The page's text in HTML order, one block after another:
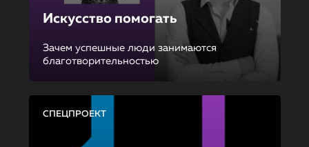
Искусство помогать
Зачем успешные люди занимаются
благотворительностью
СПЕЦПРОЕКТ